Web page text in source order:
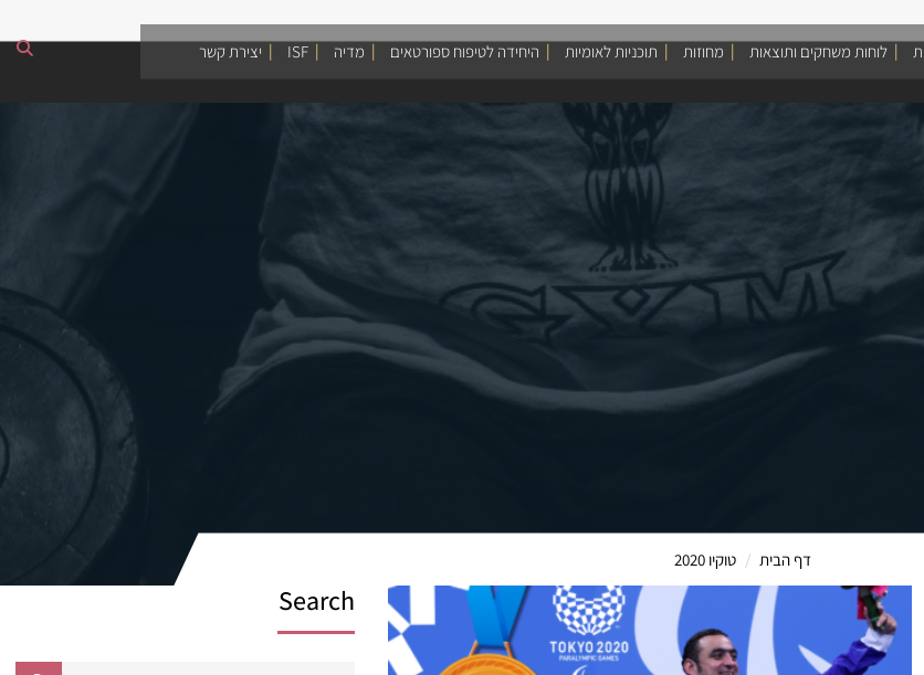
לוחות משחקים ותוצאות מחוזות תוכניות לאומיות היחידה לטיפוח ספורטאים מדיה ISF יצירת קשר
דף הבית טוקיו 2020
Search